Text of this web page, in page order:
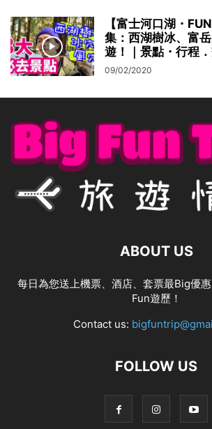
【富士河口湖・
集：西湖樹冰、富
遊！｜景點・行程
09/02/2020
ABOUT US
每日為您送上機票、酒店、套票最Big優
Fun遊歷！
Contact us:
FOLLOW US